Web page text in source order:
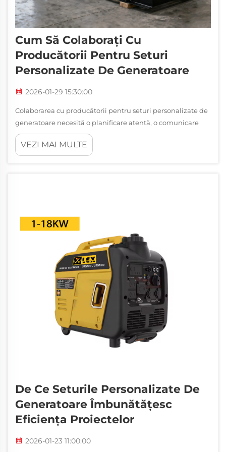
Cum Să Colaborați Cu
Producătorii Pentru Seturi
Personalizate De Generatoare
2026-01-29 15:30:00
Colaborarea cu producătorii pentru seturi personalizate de
generatoare necesită o planificare atentă, o comunicare
clară și dezvoltarea unor parteneriate strategice. Instalațiile
industriale, clădirile comerciale și aplicațiile specializate
VEZI MAI MULTE
De Ce Seturile Personalizate De
Generatoare Îmbunătățesc
Eficiența Proiectelor
2026-01-23 11:00:00